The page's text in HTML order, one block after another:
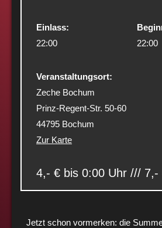
Einlass:
22:00
22:00
Veranstaltungsort:
Zeche Bochum
Prinz-Regent-Str. 50-60
44795 Bochum
Zur Karte
4,- € bis 0:00 Uhr /// 7,-
Jetzt schon vormerken: die